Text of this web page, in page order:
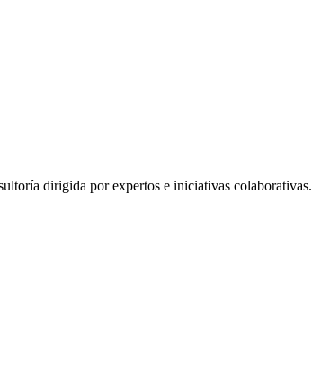
dirigida por expertos e iniciativas colaborativas.